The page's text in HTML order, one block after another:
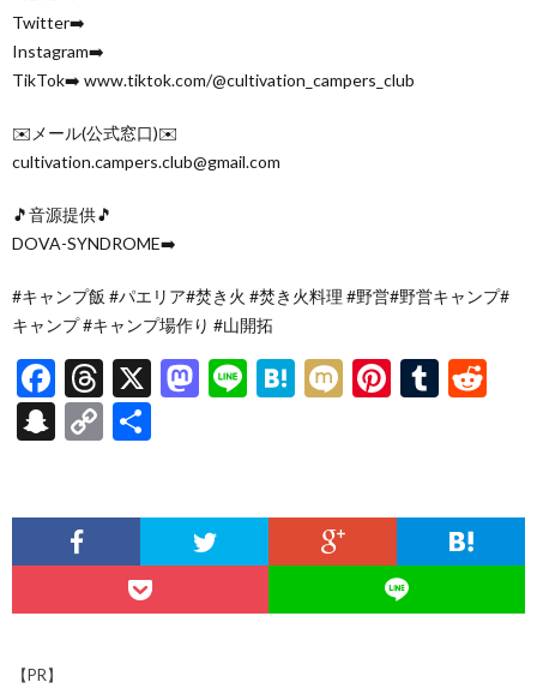
Twitter➡️
Instagram➡️
TikTok➡️ www.tiktok.com/@cultivation_campers_club
✉️メール(公式窓口)✉️
cultivation.campers.club@gmail.com
🎵音源提供🎵
DOVA-SYNDROME➡️
#キャンプ飯 #パエリア#焚き火 #焚き火料理 #野営#野営キャンプ#
キャンプ #キャンプ場作り #山開拓
F
ac
e
o
o
k
T
hr
ea
X
M
o
n
Li H
a
M Pi
t
T
r
t
S
pc
h
at
C
Li
n
【PR】